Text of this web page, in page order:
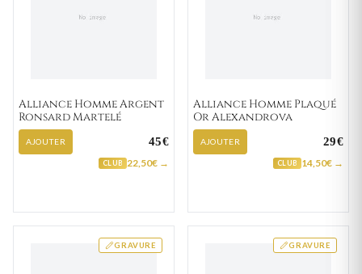
Alliance Homme Argent
Ronsard Martelé
AJOUTER 45€
CLUB 22,50€ →
Alliance Homme Plaqué
Or Alexandrova
AJOUTER 29€
CLUB 14,50€ →
GRAVURE GRAVURE